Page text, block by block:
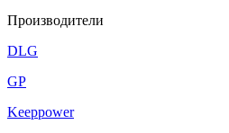
Производители
DLG
GP
Keeppower